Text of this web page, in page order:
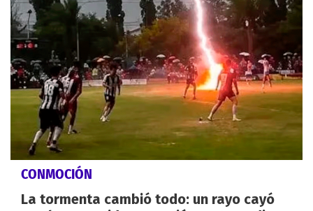
CONMOCIÓN
La tormenta cambió todo: un rayo cayó